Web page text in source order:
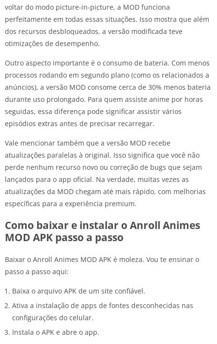
voltar do modo picture-in-picture, a MOD funciona
perfeitamente em todas essas situações. Isso mostra que além
dos recursos desbloqueados, a versão modificada teve
otimizações de desempenho.
Outro aspecto importante é o consumo de bateria. Com menos
processos rodando em segundo plano (como os relacionados a
anúncios), a versão MOD consome cerca de 30% menos bateria
durante uso prolongado. Para quem assiste anime por horas
seguidas, essa diferença pode significar assistir vários
episódios extras antes de precisar recarregar.
Vale mencionar também que a versão MOD recebe
atualizações paralelas à original. Isso significa que você não
perde nenhum recurso novo ou correção de bugs que sejam
lançados para o app oficial. Na verdade, muitas vezes as
atualizações da MOD chegam até mais rápido, com melhorias
específicas para a experiência premium.
Como baixar e instalar o Anroll Animes
MOD APK passo a passo
Baixar o Anroll Animes MOD APK é moleza. Vou te ensinar o
passo a passo aqui:
Baixa o arquivo APK de um site confiável.
Ativa a instalação de apps de fontes desconhecidas nas
configurações do celular.
Instala o APK e abre o app.